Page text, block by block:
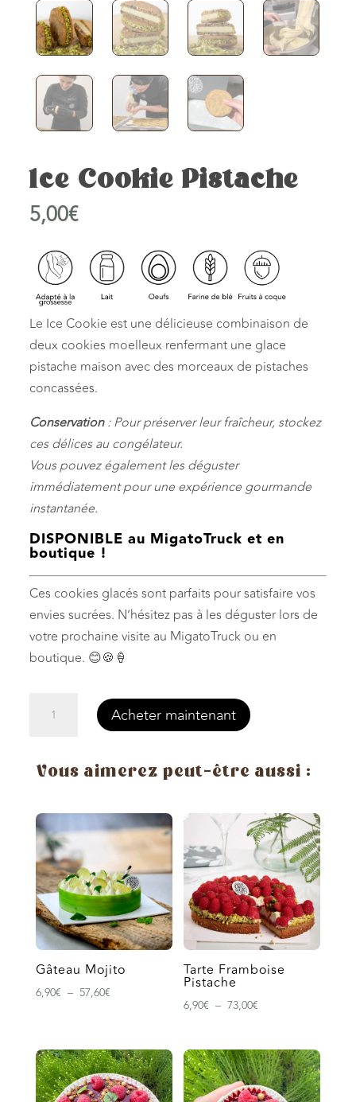
Ice Cookie Pistache
5,00€
Le Ice Cookie est une délicieuse combinaison de
deux cookies moelleux renfermant une glace
pistache maison avec des morceaux de pistaches
concassées.
Conservation: Pour préserver leur fraîcheur, stockez
ces délices au congélateur.
Vous pouvez également les déguster
immédiatement pour une expérience gourmande
instantanée.
DISPONIBLE au MigatoTruck et en
boutique !
Ces cookies glacés sont parfaits pour satisfaire vos
envies sucrées. N’hésitez pas à les déguster lors de
votre prochaine visite au MigatoTruck ou en
boutique. 😊🍪🍦
Cookie
Acheter maintenant
Vous aimerez peut-être aussi :
Gâteau Mojito
6,90€ – 57,60€Plage
6,90€
à
57,60€
Tarte Framboise
Pistache
6,90€ – 73,00€
prix :
6,90€
à